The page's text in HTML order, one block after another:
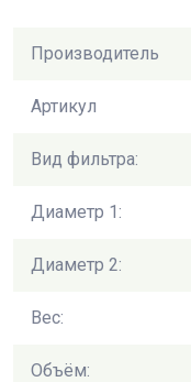
Производитель
Артикул
Вид фильтра:
Диаметр 1:
Диаметр 2:
Вес:
Объём: